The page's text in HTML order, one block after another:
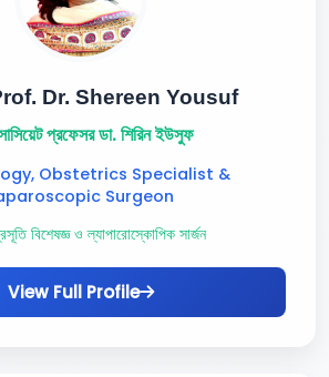
Dr. Shereen Yousuf
প্রফেসর ডা. শিরিন ইউসুফ
Obstetrics Specialist &
Surgeon
বিশেষজ্ঞ ও ল্যাপারোস্কোপিক সার্জন
View Full Profile